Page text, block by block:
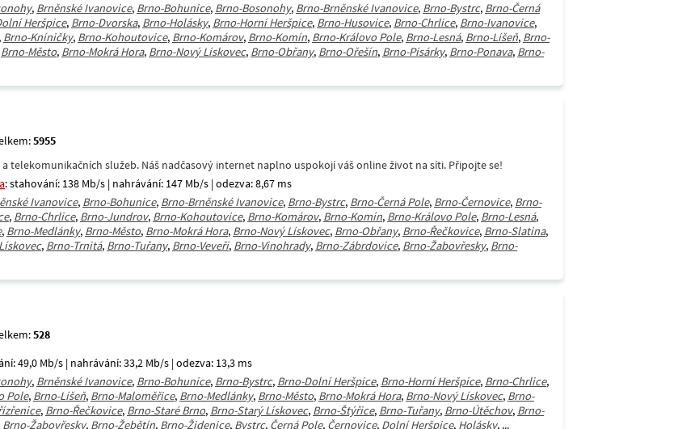
, Brněnské Ivanovice, Brno-Bohunice, Brno-Bosonohy, Brno-Brněnské Ivanovice, Brno-Bystrc, Brno-Černá
Heršpice, Brno-Dvorska, Brno-Holásky, Brno-Horní Heršpice, Brno-Husovice, Brno-Chrlice, Brno-Ivanovice,
Brno-Kníničky, Brno-Kohoutovice, Brno-Komárov, Brno-Komín, Brno-Královo Pole, Brno-Lesná, Brno-Líšeň, Brno-
Brno-Město, Brno-Mokrá Hora, Brno-Nový Lískovec, Brno-Obřany, Brno-Ořešín, Brno-Pisárky, Brno-Ponava, Brno-
5955
telekomunikačních služeb. Náš nadčasový internet naplno uspokojí váš online život na síti. Připojte se!
: stahování: 138 Mb/s | nahrávání: 147 Mb/s | odezva: 8,67 ms
Ivanovice, Brno-Bohunice, Brno-Brněnské Ivanovice, Brno-Bystrc, Brno-Černá Pole, Brno-Černovice, Brno-
, Brno-Chrlice, Brno-Jundrov, Brno-Kohoutovice, Brno-Komárov, Brno-Komín, Brno-Královo Pole, Brno-Lesná,
, Brno-Medlánky, Brno-Město, Brno-Mokrá Hora, Brno-Nový Lískovec, Brno-Obřany, Brno-Řečkovice, Brno-Slatina,
, Brno-Trnitá, Brno-Tuřany, Brno-Veveří, Brno-Vinohrady, Brno-Zábrdovice, Brno-Žabovřesky, Brno-
528
49,0 Mb/s | nahrávání: 33,2 Mb/s | odezva: 13,3 ms
, Brněnské Ivanovice, Brno-Bohunice, Brno-Bystrc, Brno-Dolní Heršpice, Brno-Horní Heršpice, Brno-Chrlice,
Pole, Brno-Líšeň, Brno-Maloměřice, Brno-Medlánky, Brno-Město, Brno-Mokrá Hora, Brno-Nový Lískovec, Brno-
, Brno-Řečkovice, Brno-Staré Brno, Brno-Starý Lískovec, Brno-Štýřice, Brno-Tuřany, Brno-Útěchov, Brno-
Brno-Žabovřesky, Brno-Žebětín, Brno-Židenice, Bystrc, Černá Pole, Černovice, Dolní Heršpice, Holásky, ...